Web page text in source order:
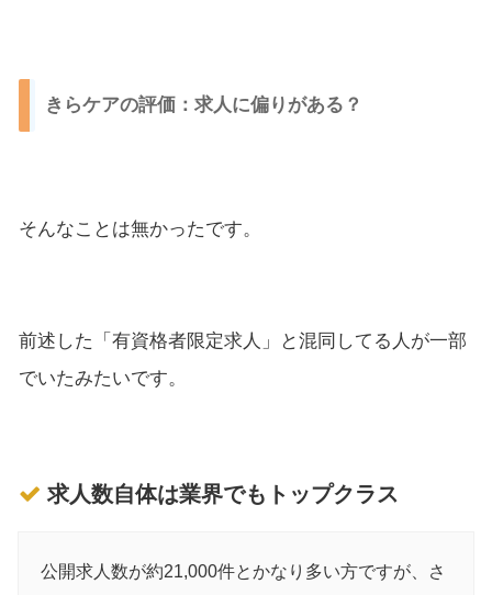
きらケアの評価：求人に偏りがある？
そんなことは無かったです。
前述した「有資格者限定求人」と混同してる人が一部
でいたみたいです。
求人数自体は業界でもトップクラス
公開求人数が約21,000件とかなり多い方ですが、さ